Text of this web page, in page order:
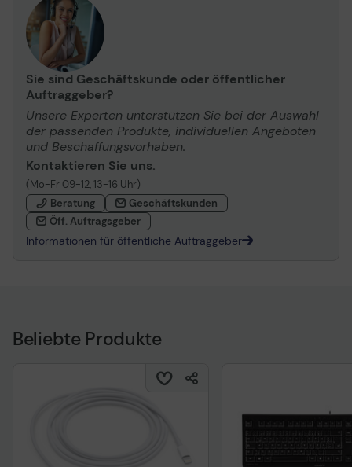
Sie sind Geschäftskunde oder öffentlicher
Auftraggeber?
Unsere Experten unterstützen Sie bei der Auswahl
der passenden Produkte, individuellen Angeboten
und Beschaffungsvorhaben.
Kontaktieren Sie uns.
(Mo-Fr 09-12, 13-16 Uhr)
Beratung
Geschäftskunden
Öff. Auftragsgeber
Informationen für öffentliche Auftraggeber
Beliebte Produkte